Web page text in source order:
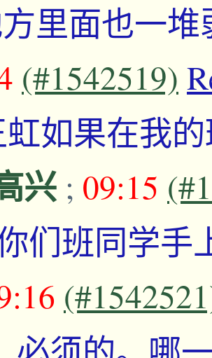
里面也一
(#1542519)
虹如果在我
兴 ; 09:15
们班同学手